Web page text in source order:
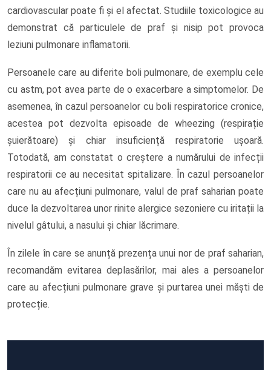
cardiovascular poate fi și el afectat. Studiile toxicologice au
demonstrat că particulele de praf și nisip pot provoca
leziuni pulmonare inflamatorii.
Persoanele care au diferite boli pulmonare, de exemplu cele
cu astm, pot avea parte de o exacerbare a simptomelor. De
asemenea, în cazul persoanelor cu boli respiratorice cronice,
acestea pot dezvolta episoade de wheezing (respirație
șuierătoare) și chiar insuficiență respiratorie ușoară.
Totodată, am constatat o creștere a numărului de infecții
respiratorii ce au necesitat spitalizare. În cazul persoanelor
care nu au afecțiuni pulmonare, valul de praf saharian poate
duce la dezvoltarea unor rinite alergice sezoniere cu iritații la
nivelul gâtului, a nasului și chiar lăcrimare.
În zilele în care se anunță prezența unui nor de praf saharian,
recomandăm evitarea deplasărilor, mai ales a persoanelor
care au afecțiuni pulmonare grave și purtarea unei măști de
protecție.